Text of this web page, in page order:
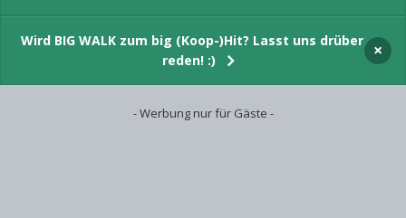
Wird BIG WALK zum big (Koop-)Hit? Lasst uns drüber
reden! :)
×
- Werbung nur für Gäste -